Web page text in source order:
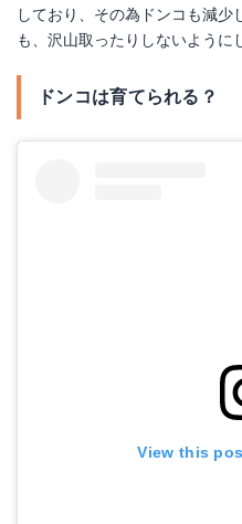
しており、その為ドンコも減
も、沢山取ったりしないように
ドンコは育てられる？
View this